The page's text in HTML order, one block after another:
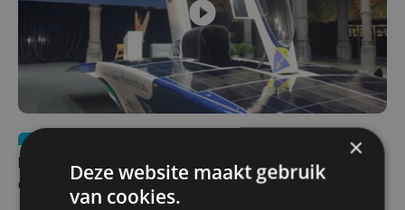
Belgisch Solar Team met West-Vlamingen wint voor
eerst in VS
×
Deze website maakt gebruik
van cookies.